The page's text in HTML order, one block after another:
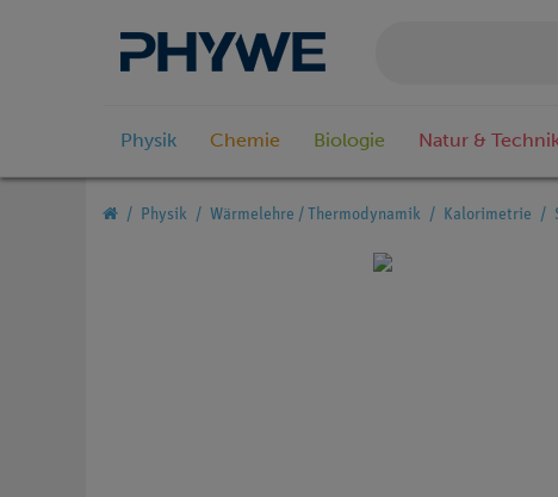
Physik Chemie Biologie Natur &
Physik Wärmelehre / Thermodynamik Kalorimetrie